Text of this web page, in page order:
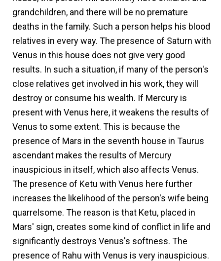
grandchildren, and there will be no premature
deaths in the family. Such a person helps his blood
relatives in every way. The presence of Saturn with
Venus in this house does not give very good
results. In such a situation, if many of the person's
close relatives get involved in his work, they will
destroy or consume his wealth. If Mercury is
present with Venus here, it weakens the results of
Venus to some extent. This is because the
presence of Mars in the seventh house in Taurus
ascendant makes the results of Mercury
inauspicious in itself, which also affects Venus.
The presence of Ketu with Venus here further
increases the likelihood of the person's wife being
quarrelsome. The reason is that Ketu, placed in
Mars' sign, creates some kind of conflict in life and
significantly destroys Venus's softness. The
presence of Rahu with Venus is very inauspicious.